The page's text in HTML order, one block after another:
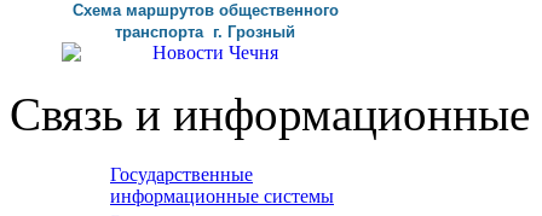
Схема маршрутов общественного
транспорта г. Грозный
Связь и информационные
Государственные
информационные системы